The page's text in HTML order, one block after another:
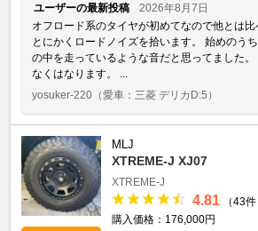
ユーザーの最新投稿
2026年8月7日
オフロード系のタイヤが初めてなので他とは比
とにかくロードノイズを拾います。 始めのう
の中を走っているような音だと思ってました。
なくはなります。 ...
yosuker-220 （愛車：三菱 デリカD:5）
MLJ
XTREME-J XJ07
XTREME-J
4.81
（43件
購入価格：176,000円